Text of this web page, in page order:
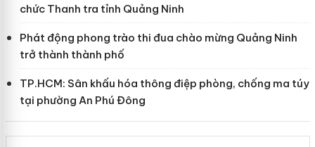
chức Thanh tra tỉnh Quảng Ninh
Phát động phong trào thi đua chào mừng Quảng Ninh
trở thành thành phố
TP.HCM: Sân khấu hóa thông điệp phòng, chống ma túy
tại phường An Phú Đông